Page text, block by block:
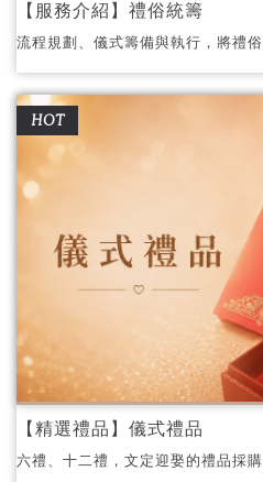
【服務介紹】禮俗統籌
流程規劃、儀式籌備與執行，將禮
簡，輕鬆享受傳統禮俗中的祝福與
HOT
【精選禮品】儀式禮品
六禮、十二禮，文定迎娶的禮品採